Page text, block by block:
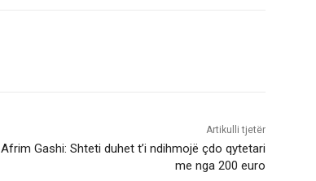
Artikulli tjetër
Afrim Gashi: Shteti duhet t’i ndihmojë çdo qytetari
me nga 200 euro